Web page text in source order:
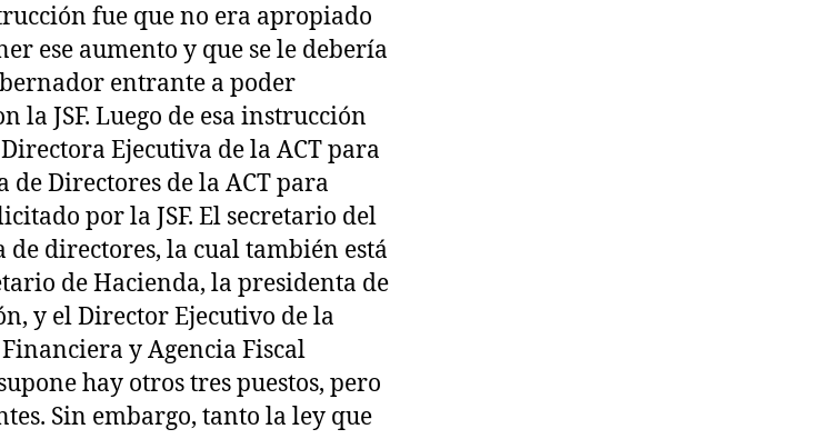
fue que no era apropiado
ese aumento y que se le debería
entrante a poder
la JSF. Luego de esa instrucción
Ejecutiva de la ACT para
de Directores de la ACT para
por la JSF. El secretario del
de directores, la cual también está
de Hacienda, la presidenta de
y el Director Ejecutivo de la
y Agencia Fiscal
hay otros tres puestos, pero
Sin embargo, tanto la ley que